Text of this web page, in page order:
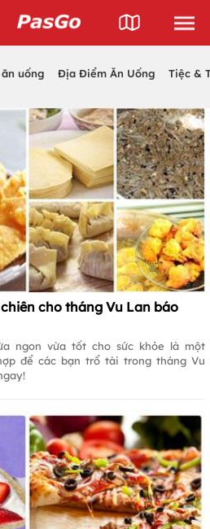
uống Địa Điểm Ăn Uống Tiệc &
cho tháng Vu Lan báo
ngon vừa tốt cho sức khỏe là một
để các bạn trổ tài trong tháng Vu